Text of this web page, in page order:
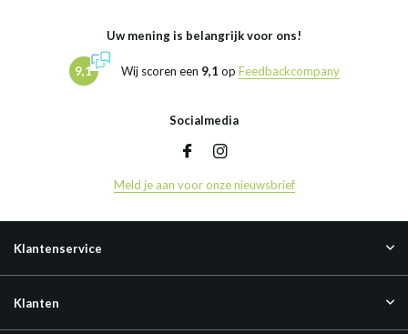
Uw mening is belangrijk voor ons!
9,1 Wij scoren een 9,1 op Feedbackcompany
Socialmedia
Meld je aan voor onze nieuwsbrief
Klantenservice
Klanten